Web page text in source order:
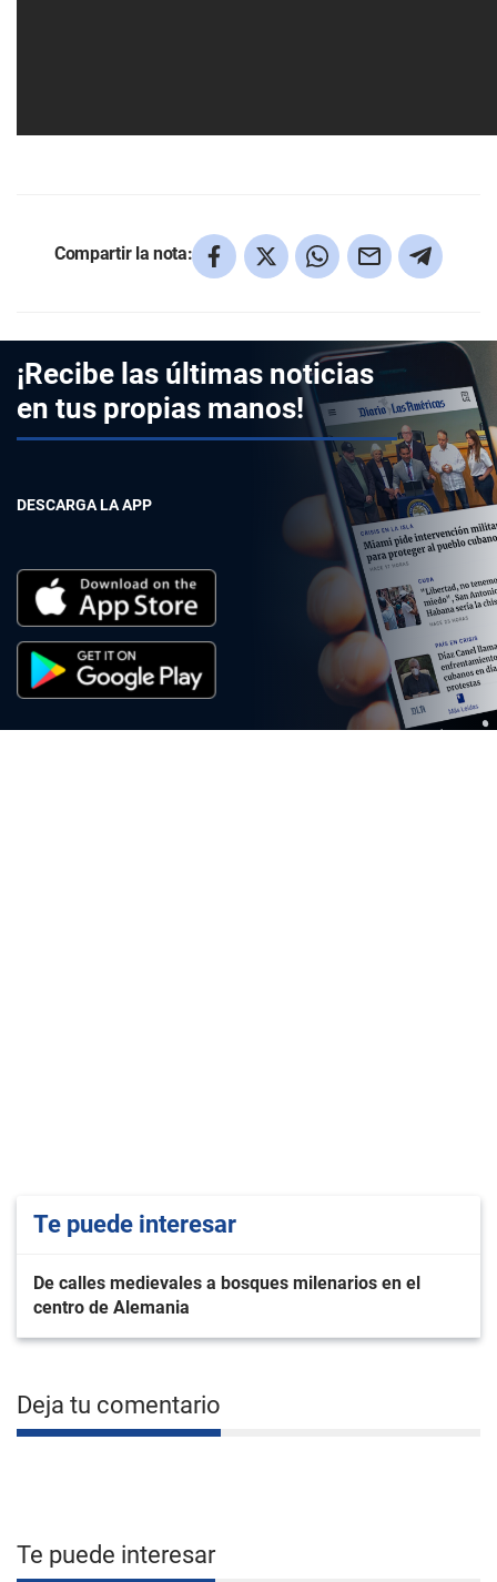
Compartir la nota:
¡Recibe las últimas noticias
en tus propias manos!
DESCARGA LA APP
Te puede interesar
De calles medievales a bosques milenarios en el
centro de Alemania
Deja tu comentario
Te puede interesar